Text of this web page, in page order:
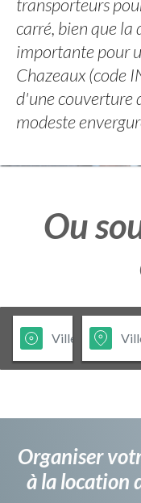
transporteurs
carré, bien que la
importante pour
Chazeaux (code
d'une couverture
modeste
Ou
Organiser
à la location